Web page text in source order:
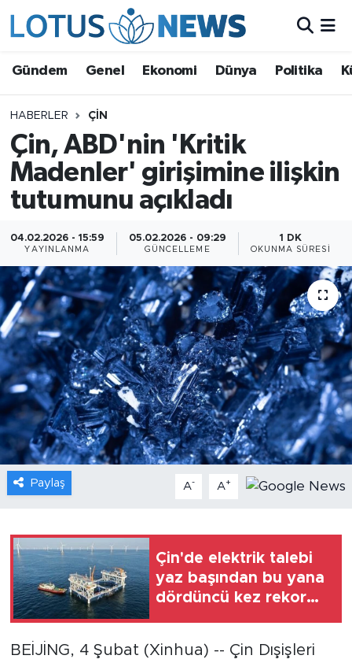
Gündem Genel Ekonomi Dünya Politika
HABERLER ÇIN
Çin, ABD'nin 'Kritik
Madenler' girişimine ilişkin
tutumunu açıkladı
04.02.2026 - 15:59
YAYINLANMA
05.02.2026 - 09:29
GÜNCELLEME
1 DK
OKUNMA SÜRESI
Paylaş A- A+
Çin'de elektrik talebi
yaz başından bu yana
dördüncü kez rekor
BEİJİNG, 4 Şubat (Xinhua) -- Çin Dışişleri
Ekonomi
Dünya
Politika
Bilim ve Teknoloji
Çin Fuarları
Gündem
Video
Sağlık
Xinhua
Xinhua Türkiye
Seyahat